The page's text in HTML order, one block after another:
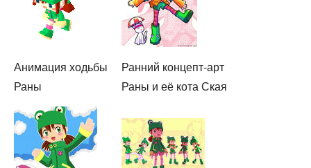
Анимация ходьбы
Раны
Ранний концепт-арт
Раны и её кота Ская